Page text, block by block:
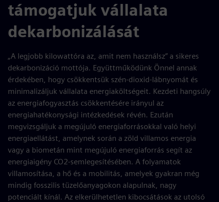
támogatjuk vállalata
dekarbonizálását
„A legjobb kilowattóra az, amit nem használsz” a sikeres
dekarbonizáció mottója. Együttműködünk Önnel annak
érdekében, hogy csökkentsük szén-dioxid-lábnyomát és
minimalizáljuk vállalata energiaköltségeit. Kezdeti hangsúly
az energiafogyasztás csökkentésére irányul az
energiahatékonysági intézkedések révén. Ezután
megvizsgáljuk a megújuló energiaforrásokkal való helyi
energiaellátást, amelynek során a zöld villamos energia
vagy a biometán mint megújuló energiaforrás segít az
energiaigény CO2-semlegesítésében. A folyamatok
villamosítása, a hő és a mobilitás, amelyek gyakran még
mindig fosszilis tüzelőanyagokon alapulnak, nagy
potenciált kínál. Az elkerülhetetlen kibocsátások az utolsó